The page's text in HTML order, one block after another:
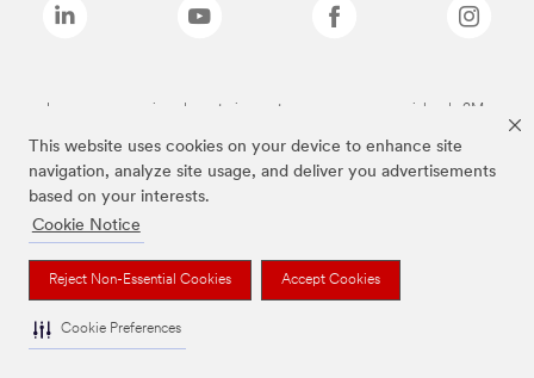
This website uses cookies on your device to enhance site
navigation, analyze site usage, and deliver you advertisements
based on your interests.
Cookie Notice
Reject Non-Essential Cookies Accept Cookies
Cookie Preferences
Las marcas mencionadas anteriormente son marcas comerciales de 3M.